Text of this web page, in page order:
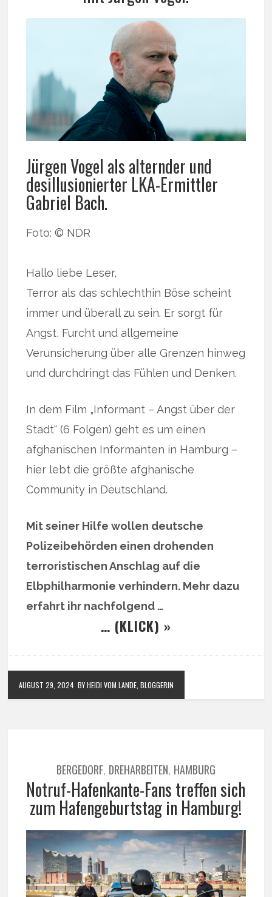
Jürgen Vogel als alternder und
desillusionierter LKA-Ermittler
Gabriel Bach.
Foto: © NDR
Hallo liebe Leser,
Terror als das schlechthin Böse scheint
immer und überall zu sein. Er sorgt für
Angst, Furcht und allgemeine
Verunsicherung über alle Grenzen hinweg
und durchdringt das Fühlen und Denken.
In dem Film „Informant – Angst über der
Stadt“ (6 Folgen) geht es um einen
afghanischen Informanten in Hamburg –
hier lebt die größte afghanische
Community in Deutschland.
Mit seiner Hilfe wollen deutsche
Polizeibehörden einen drohenden
terroristischen Anschlag auf die
Elbphilharmonie verhindern. Mehr dazu
erfahrt ihr nachfolgend …
… (KLICK) »
AUGUST 29, 2024 BY HEIDI VOM LANDE, BLOGGERIN
BERGEDORF, DREHARBEITEN, HAMBURG
Notruf-Hafenkante-Fans treffen sich
zum Hafengeburtstag in Hamburg!